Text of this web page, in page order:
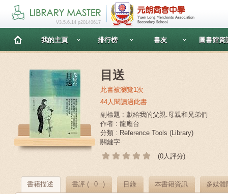
V3.5.6.14 p20140617
我的主頁 排行榜 書友 圖書館資
目送
此書被瀏覽1次
44人閱讀過此書
副標題 : 獻給我的父親.母親和兄弟們
作者 : 龍應台
分類 : Reference Tools (Library)
關鍵字 :
(0人評分)
書籍描述 書評 ( 0 ) 目錄 本書籍資訊 多媒體